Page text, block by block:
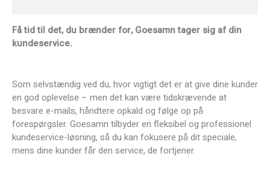
Få tid til det, du brænder for, Goesamn tager sig af din
kundeservice.
Som selvstændig ved du, hvor vigtigt det er at give dine kunder
en god oplevelse – men det kan være tidskrævende at
besvare e-mails, håndtere opkald og følge op på
forespørgsler. Goesamn tilbyder en fleksibel og professionel
kundeservice-løsning, så du kan fokusere på dit speciale,
mens dine kunder får den service, de fortjener.